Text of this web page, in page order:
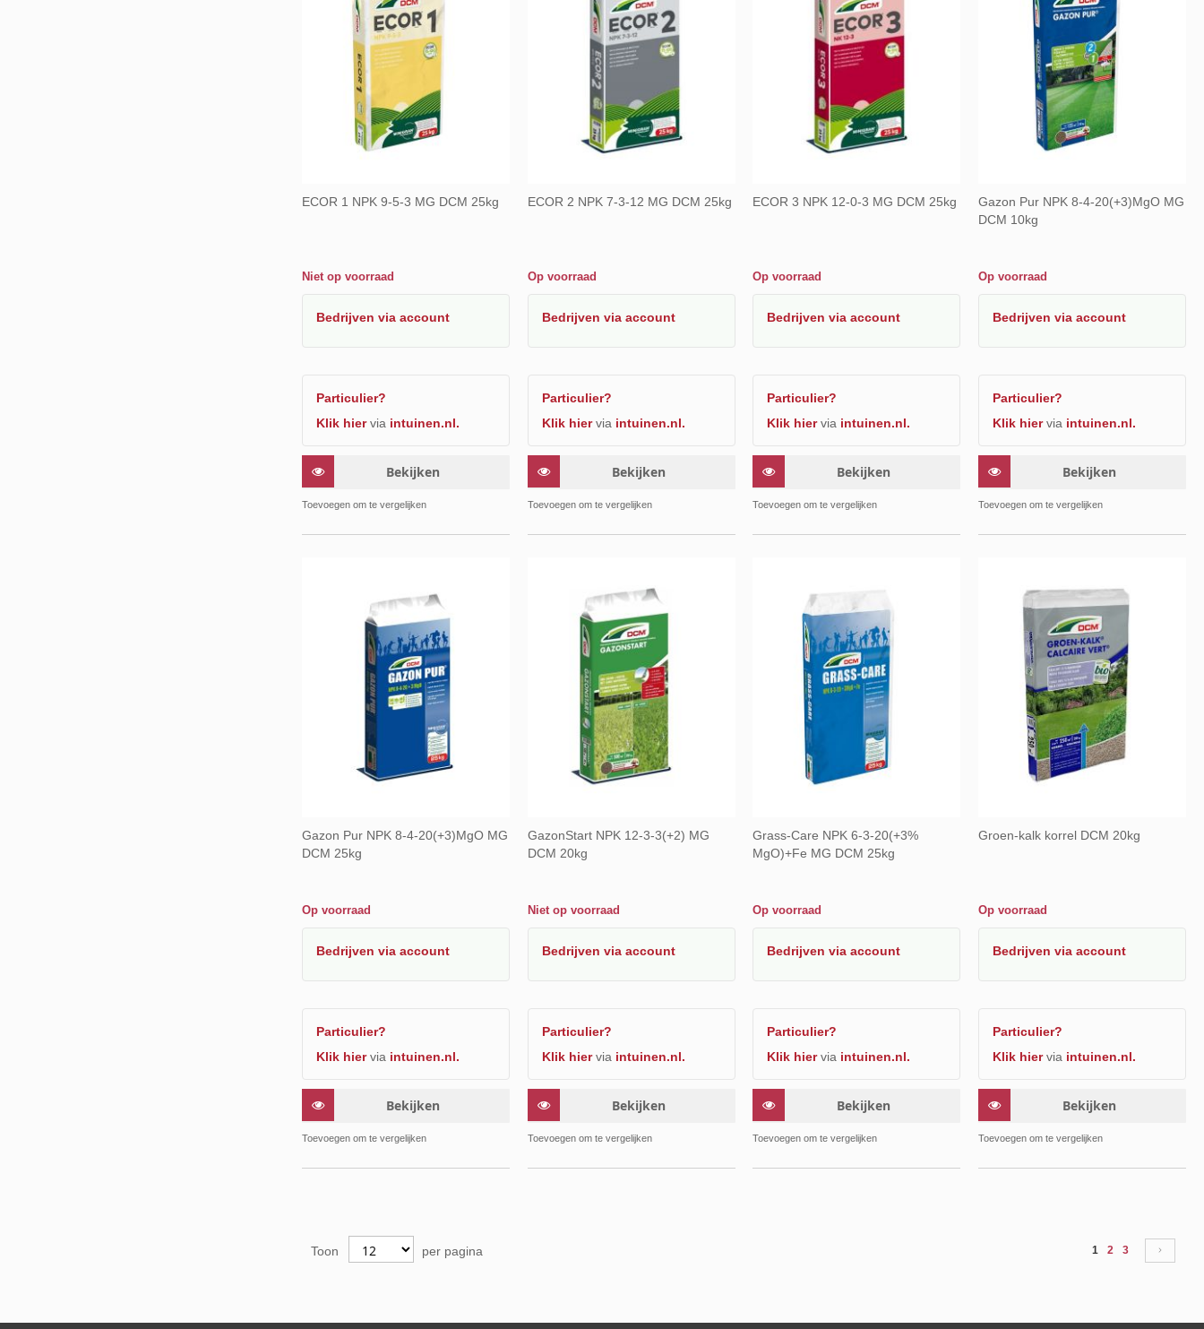
ECOR 1 NPK 9-5-3 MG DCM 25kg
Niet op voorraad
Bedrijven via account
Particulier?
Klik hiervia intuinen.nl.
Bekijken
Toevoegen
om
Toevoegen om te vergelijken
ECOR 2 NPK 7-3-12 MG DCM 25kg
Op voorraad
Bedrijven via account
Particulier?
Klik hiervia intuinen.nl.
Bekijken
Toevoegen
om
Toevoegen om te vergelijken
ECOR 3 NPK 12-0-3 MG DCM 25kg
Op voorraad
Bedrijvenvia account
Particulier?
Klik hiervia intuinen.nl.
Bekijken
Toevoegen
om
Toevoegen om te vergelijken
Gazon Pur NPK 8-4-20(+3)MgO MG
DCM 10kg
Op voorraad
Bedrijven via account
Particulier?
Klik hiervia intuinen.nl.
Bekijken
om
Toevoegen om te vergelijken
Gazon Pur NPK 8-4-20(+3)MgO MG
DCM 25kg
Op voorraad
Bedrijven via account
Particulier?
Klik hiervia intuinen.nl.
Bekijken
Toevoegen
om
Toevoegen om te vergelijken
GazonStart NPK 12-3-3(+2) MG
DCM 20kg
Niet op voorraad
Bedrijven via account
Particulier?
Klik hiervia intuinen.nl.
Bekijken
Toevoegen
om
Toevoegen om te vergelijken
Grass-Care NPK 6-3-20(+3%
MgO)+Fe MG DCM 25kg
Op voorraad
Bedrijvenvia account
Particulier?
Klik hiervia intuinen.nl.
Bekijken
Toevoegen
om
Toevoegen om te vergelijken
Groen-kalk korrel DCM 20kg
Op voorraad
Bedrijven via account
Particulier?
Klik hiervia intuinen.nl.
Bekijken
om
Toevoegen om te vergelijken
Toon per pagina Pagina
U lees momenteel
1 Pagina
2 Pagina
3